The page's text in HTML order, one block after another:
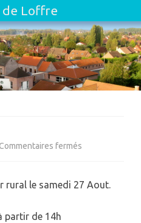
de Loffre
Commentaires fermés
du
rural le samedi 27 Aout.
partir de 14h